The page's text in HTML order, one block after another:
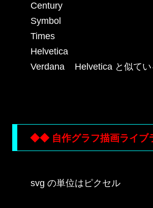
Century
Symbol
Times
Helvetica
Verdana    Helvetica と似て
◆◆ 自作グラフ描画ライ
svg の単位はピクセル